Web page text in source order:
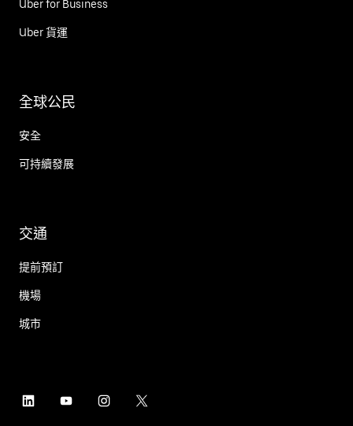
Uber for Business
Uber 貨運
全球公民
安全
可持續發展
交通
提前預訂
機場
城市